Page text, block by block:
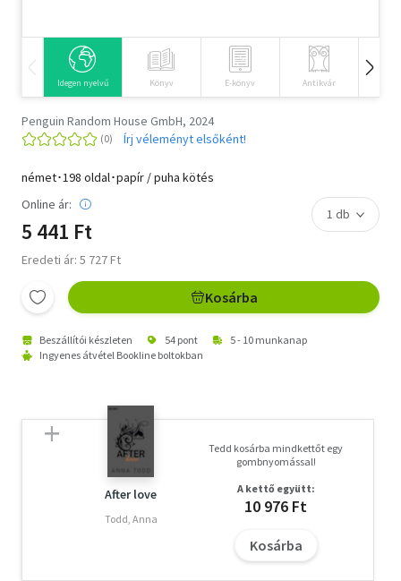
Idegen nyelvű Könyv E-könyv Antikvár
Penguin Random House GmbH, 2024
Írj véleményt elsőként!
német･198 oldal･papír / puha kötés
Online ár:
5 441 Ft
Eredeti ár: 5 727 Ft
Kosárba
Beszállítói készleten 54 pont
5 - 10 munkanap
Ingyenes átvétel Bookline boltokban
After love
Todd, Anna
Tedd kosárba mindkettőt egy
gombnyomással!
A kettő együtt:
10 976 Ft
Kosárba